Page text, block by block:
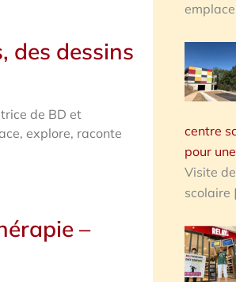
des dessins
de BD et
explore, raconte
–
centre
pour
Visite
scolaire